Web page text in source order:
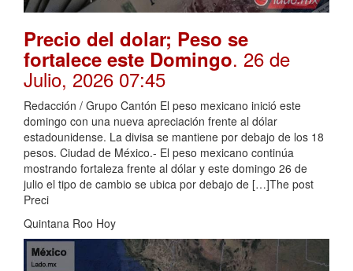
Precio del dolar; Peso se
fortalece este Domingo. 26 de
Julio, 2026 07:45
Redacción / Grupo Cantón El peso mexicano inició este
domingo con una nueva apreciación frente al dólar
estadounidense. La divisa se mantiene por debajo de los 18
pesos. Ciudad de México.- El peso mexicano continúa
mostrando fortaleza frente al dólar y este domingo 26 de
julio el tipo de cambio se ubica por debajo de […]The post
Preci
Quintana Roo Hoy